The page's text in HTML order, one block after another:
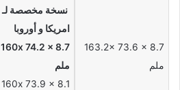
ملم
نسخة مخصصة لـ
امريكا و أوروبا
160x 74.2 x 8.7
ملم
160x 73.9 x 8.1